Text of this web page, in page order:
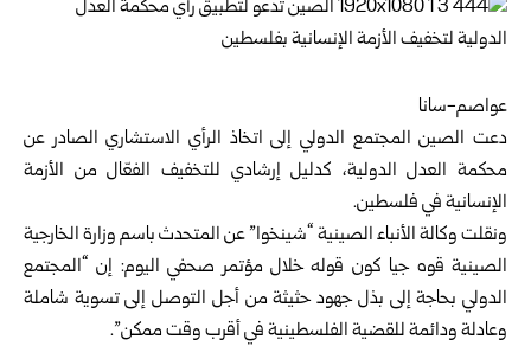
عواصم-سانا
دعت الصين المجتمع الدولي إلى اتخاذ الرأي الاستشاري الصادر عن
محكمة العدل الدولية، كدليل إرشادي للتخفيف الفعّال من الأزمة
الإنسانية في فلسطين.
ونقلت وكالة الأنباء الصينية “شينخوا” عن المتحدث باسم وزارة الخارجية
الصينية قوه جيا كون قوله خلال مؤتمر صحفي اليوم: إن “المجتمع
الدولي بحاجة إلى بذل جهود حثيثة من أجل التوصل إلى تسوية شاملة
وعادلة ودائمة للقضية الفلسطينية في أقرب وقت ممكن”.